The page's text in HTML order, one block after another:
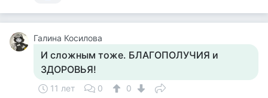
Галина Косилова
И сложным тоже. БЛАГОПОЛУЧИЯ и
ЗДОРОВЬЯ!
11 лет 0 0